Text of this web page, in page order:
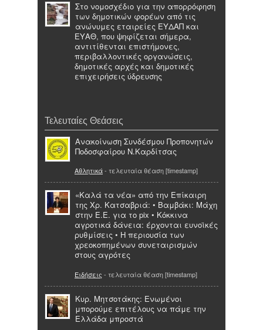
Στο νομοσχέδιο για την απορρόφηση
των δημοτικών φορέων από τις
ανώνυμες εταιρείες ΕΥΔΑΠ και
ΕΥΑΘ, που ψηφίζεται σήμερα,
αντιτίθενται επιστήμονες,
περιβαλλοντικές οργανώσεις,
δημοτικές αρχές και δημοτικές
επιχειρήσεις ύδρευσης
Τελευταίες Θεάσεις
Ανακοίνωση Συνδέσμου Προπονητών
Ποδοσφαίρου Ν.Καρδίτσας
Αθλητικά- τελευταία θέαση [timestamp]
«Καλά τα νέα» από την Επίκαιρη
της Χρ. Κατσαβριά: • Βαμβάκι: Μάχη
στην Ε.Ε. για το pix • Κόκκινα
αγροτικά δάνεια: έρχονται ευνοϊκές
ρυθμίσεις • Η περιουσία των
χρεοκοπημένων συνεταιρισμών
στους αγρότες
Ειδήσεις - τελευταία θέαση [timestamp]
Κυρ. Μητσοτάκης: Ενωμένοι
μπορούμε επιτέλους να πάμε την
Ελλάδα μπροστά